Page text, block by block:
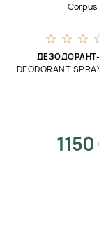
Corpus
DEODORANT